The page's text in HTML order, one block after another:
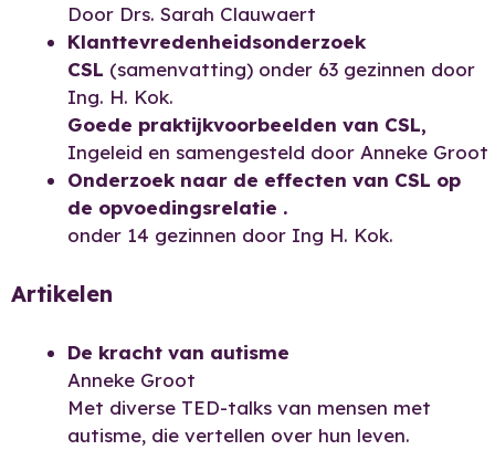
Door Drs. Sarah Clauwaert
Klanttevredenheidsonderzoek
CSL (samenvatting) onder 63 gezinnen door
Ing. H. Kok.
Goede praktijkvoorbeelden van CSL,
Ingeleid en samengesteld door Anneke Groot
Onderzoek naar de effecten van CSL op
de opvoedingsrelatie .
onder 14 gezinnen door Ing H. Kok.
Artikelen
De kracht van autisme
Anneke Groot
Met diverse TED-talks van mensen met
autisme, die vertellen over hun leven.